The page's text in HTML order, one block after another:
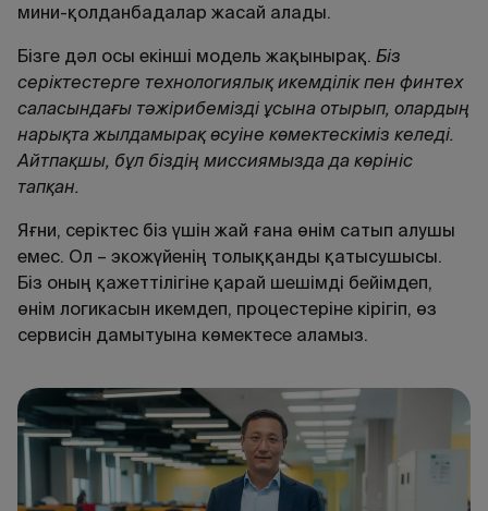
мини-қолданбадалар жасай алады.
Бізге дәл осы екінші модель жақынырақ. Біз
серіктестерге технологиялық икемділік пен финтех
саласындағы тәжірибемізді ұсына отырып, олардың
нарықта жылдамырақ өсуіне көмектескіміз келеді.
Айтпақшы, бұл біздің миссиямызда да көрініс
тапқан.
Яғни, серіктес біз үшін жай ғана өнім сатып алушы
емес. Ол – экожүйенің толыққанды қатысушысы.
Біз оның қажеттілігіне қарай шешімді бейімдеп,
өнім логикасын икемдеп, процестеріне кірігіп, өз
сервисін дамытуына көмектесе аламыз.